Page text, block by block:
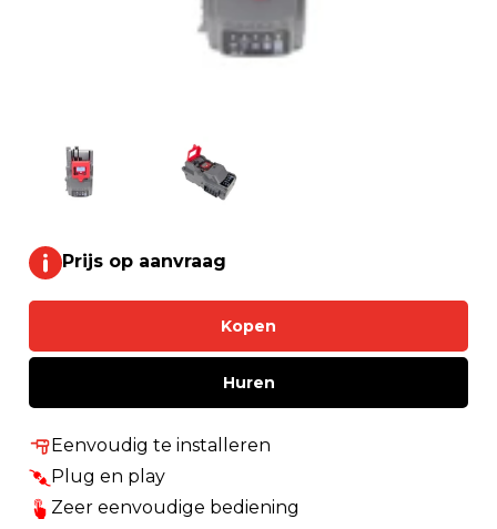
Prijs op aanvraag
Huren
Kopen
Eenvoudig te installeren
Plug en play
Zeer eenvoudige bediening